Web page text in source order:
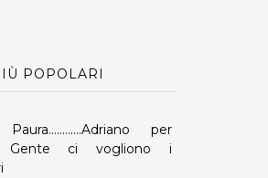
POPOLARI
per
Gente ci vogliono i